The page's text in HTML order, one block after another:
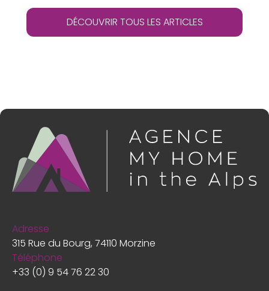
DÉCOUVRIR TOUS LES ARTICLES
Adresse
315 Rue du Bourg, 74110 Morzine
Téléphone
+33 (0) 9 54 76 22 30